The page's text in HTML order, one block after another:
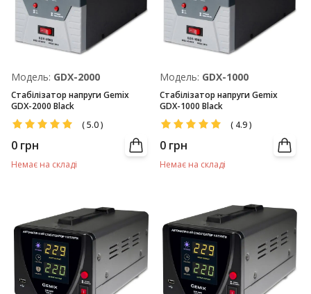
Модель: GDX-2000
Стабілізатор напруги Gemix
GDX-2000 Black
(5.0)
0 грн
Немає на складі
Модель: GDX-1000
Стабілізатор напруги Gemix
GDX-1000 Black
( 4.9)
0 грн
Немає на складі